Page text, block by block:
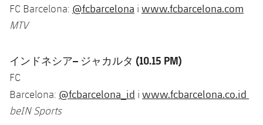
FC Barcelona: @fcbarcelona i www.fcbarcelona.com
MTV
インドネシア– ジャカルタ (10.15 PM)
FC
Barcelona: @fcbarcelona_id i www.fcbarcelona.co.id
beIN Sports